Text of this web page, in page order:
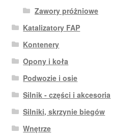
Zawory próżniowe
Katalizatory FAP
Kontenery
Opony i koła
Podwozie i osie
Silnik - części i akcesoria
Silniki, skrzynie biegów
Wnętrze